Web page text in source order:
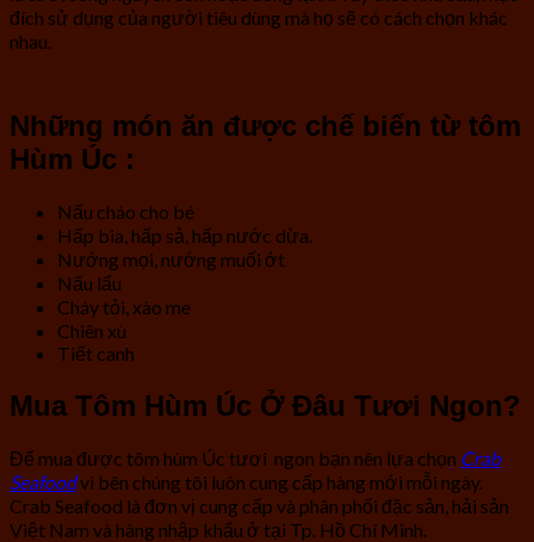
đích sử dụng của người tiêu dùng mà họ sẽ có cách chọn khác
nhau.
Những món ăn được chế biến từ tôm
Hùm Úc :
Nấu cháo cho bé
Hấp bia, hấp sả, hấp nước dừa.
Nướng mọi, nướng muối ớt
Nấu lẩu
Cháy tỏi, xào me
Chiên xù
Tiết canh
Mua Tôm Hùm Úc Ở Đâu Tươi Ngon?
Để mua được tôm hùm Úc tươi ngon bạn nên lựa chọn Crab
Seafoodvì bên chúng tôi luôn cung cấp hàng mới mỗi ngày.
Crab Seafood là đơn vị cung cấp và phân phối đặc sản, hải sản
Việt Nam và hàng nhập khẩu ở tại Tp. Hồ Chí Minh.